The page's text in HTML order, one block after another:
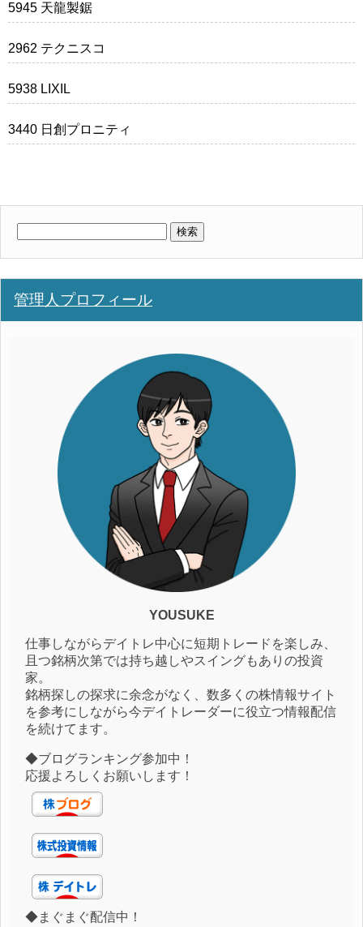
5945 天龍製鋸
2962 テクニスコ
5938 LIXIL
3440 日創プロニティ
管理人プロフィール
YOUSUKE
仕事しながらデイトレ中心に短期トレードを楽しみ、
且つ銘柄次第では持ち越しやスイングもありの投資
家。
銘柄探しの探求に余念がなく、数多くの株情報サイト
を参考にしながら今デイトレーダーに役立つ情報配信
を続けてます。
◆ブログランキング参加中！
応援よろしくお願いします！
◆まぐまぐ配信中！